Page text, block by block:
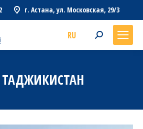
г. Астана, ул. Московская, 29/3
RU Search:
ТАДЖИКИСТАН